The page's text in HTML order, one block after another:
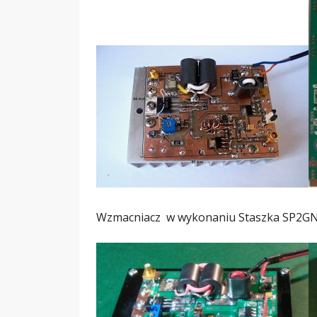
Wzmacniacz w wykonaniu Staszka